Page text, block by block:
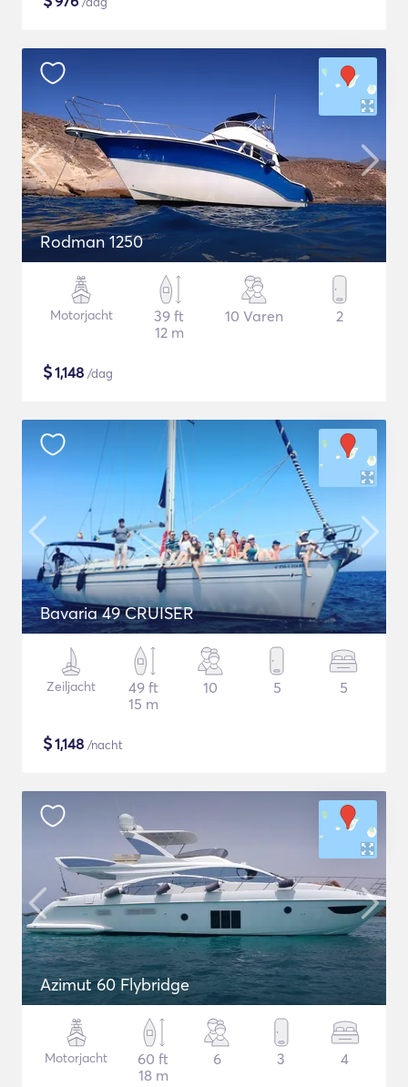
Rodman 1250
Motorjacht
39 ft
12 m
10 Varen 2
$1,148 /dag
Bavaria 49 CRUISER
Zeiljacht
49 ft
15 m
10 5 5
$1,148 /nacht
Azimut 60 Flybridge
Motorjacht
60 ft
18 m
6 3 4